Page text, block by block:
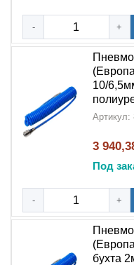
- +
10/
Артикул:
3
Под
- +
бухта